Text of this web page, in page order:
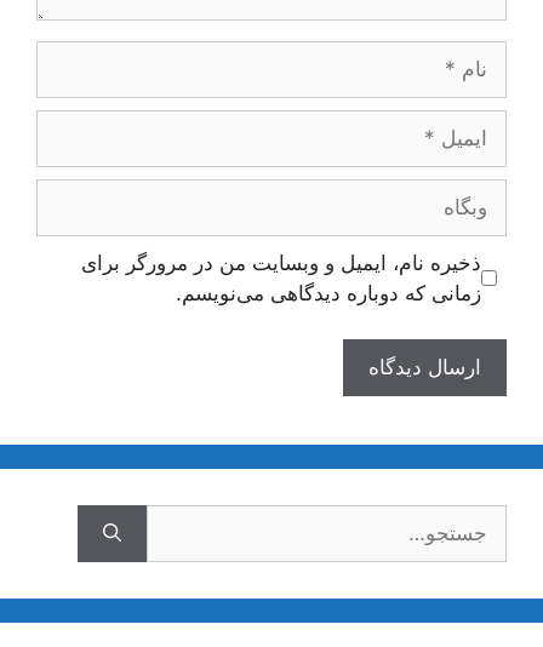
وبگاه
ذخیره نام، ایمیل و وبسایت من در مرورگر برای
زمانی که دوباره دیدگاهی می‌نویسم.